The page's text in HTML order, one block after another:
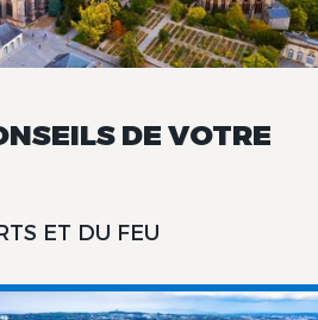
DE VOTRE
ET DU FEU